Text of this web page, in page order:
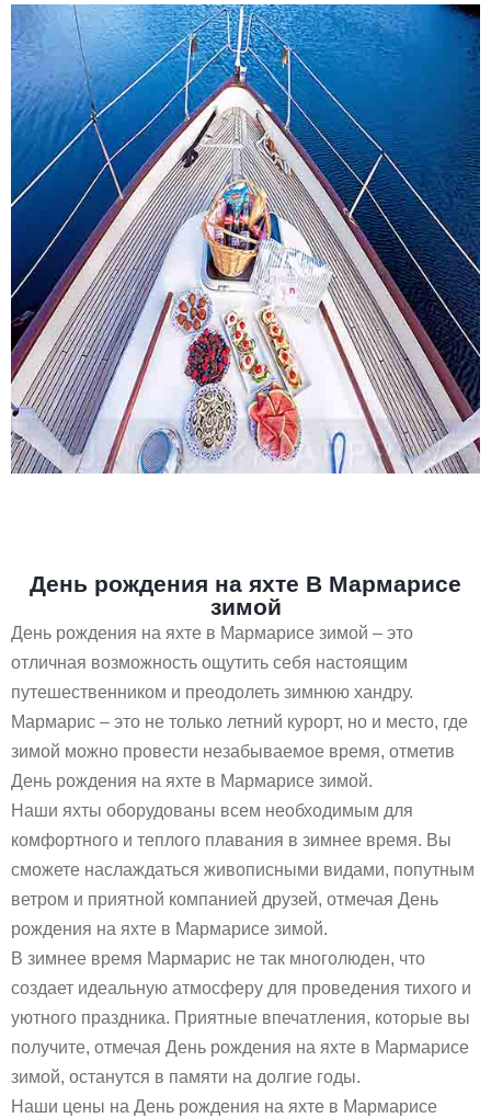
День рождения на яхте В Мармарисе
зимой
День рождения на яхте в Мармарисе зимой – это
отличная возможность ощутить себя настоящим
путешественником и преодолеть зимнюю хандру.
Мармарис – это не только летний курорт, но и место, где
зимой можно провести незабываемое время, отметив
День рождения на яхте в Мармарисе зимой.
Наши яхты оборудованы всем необходимым для
комфортного и теплого плавания в зимнее время. Вы
сможете наслаждаться живописными видами, попутным
ветром и приятной компанией друзей, отмечая День
рождения на яхте в Мармарисе зимой.
В зимнее время Мармарис не так многолюден, что
создает идеальную атмосферу для проведения тихого и
уютного праздника. Приятные впечатления, которые вы
получите, отмечая День рождения на яхте в Мармарисе
зимой, останутся в памяти на долгие годы.
Наши цены на День рождения на яхте в Мармарисе